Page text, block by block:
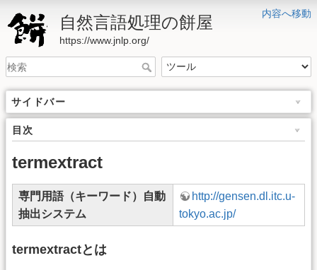
内容へ移動
自然言語処理の餅屋
https://www.jnlp.org/
サイドバー
目次
termextract
専門用語（キーワード）自動
抽出システム
http://gensen.dl.itc.u-
tokyo.ac.jp/
termextractとは